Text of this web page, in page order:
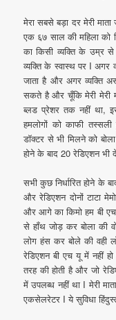
मेरा सबसे बड़ा दर मेरी
एक ६७ साल की महिला को
का किसी व्यक्ति के उम्र से
व्यक्ति के स्वास्थ पर I अगर
जाता है और अगर व्यक्ति
सकते है और चूँकि मेरी मेरी
ब्लड प्रेशर तक नहीं था,
हमलोगों को काफी
डॉक्टर से भी मिलने को
होने के बाद 20 रेडिएशन भी
सभी कुछ निर्धारित होने के
और रेडिएशन दोनों टाटा
और आगे का किमो हम बी
से हाँथ जोड़ कर बोला की
लोग हंस कर बोले की वही
रेडिएशन बी एच यू में नहीं
तरह की होती है और जो
में उपलब्ध नहीं था I मेरी
एकसेलरेटर I ये सुविधा